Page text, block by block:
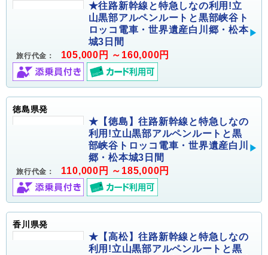
★往路新幹線と特急しなの利用!立
山黒部アルペンルートと黒部峡谷ト
ロッコ電車・世界遺産白川郷・松本
城3日間
旅行代金： 105,000円 ～160,000円
徳島県発
★【徳島】往路新幹線と特急しなの
利用!立山黒部アルペンルートと黒
部峡谷トロッコ電車・世界遺産白川
郷・松本城3日間
旅行代金： 110,000円 ～185,000円
香川県発
★【高松】往路新幹線と特急しなの
利用!立山黒部アルペンルートと黒